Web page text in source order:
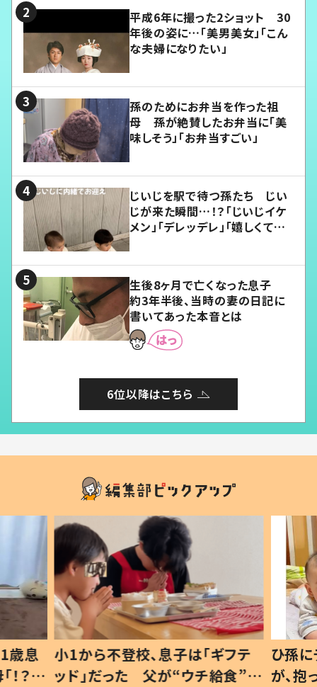
平成6年に撮った2ショット 30
年後の姿に…「美男美女」「こん
な夫婦になりたい」
孫のためにお弁当を作った祖
母 孫が絶賛したお弁当に「美
味しそう」「お弁当すごい」
じいじを駅で待つ孫たち じい
じが来た瞬間…！？「じいじイケ
メン」「デレッデレ」「嬉しくて可
生後8ヶ月で亡くなった息子
約3年半後、当時の妻の日記に
書いてあった本音とは
6位以降はこちら
歳息
？」
小1から不登校、息子は「ギフテ
ッド」だった 父が“ウチ給食”を
ひ孫
が、